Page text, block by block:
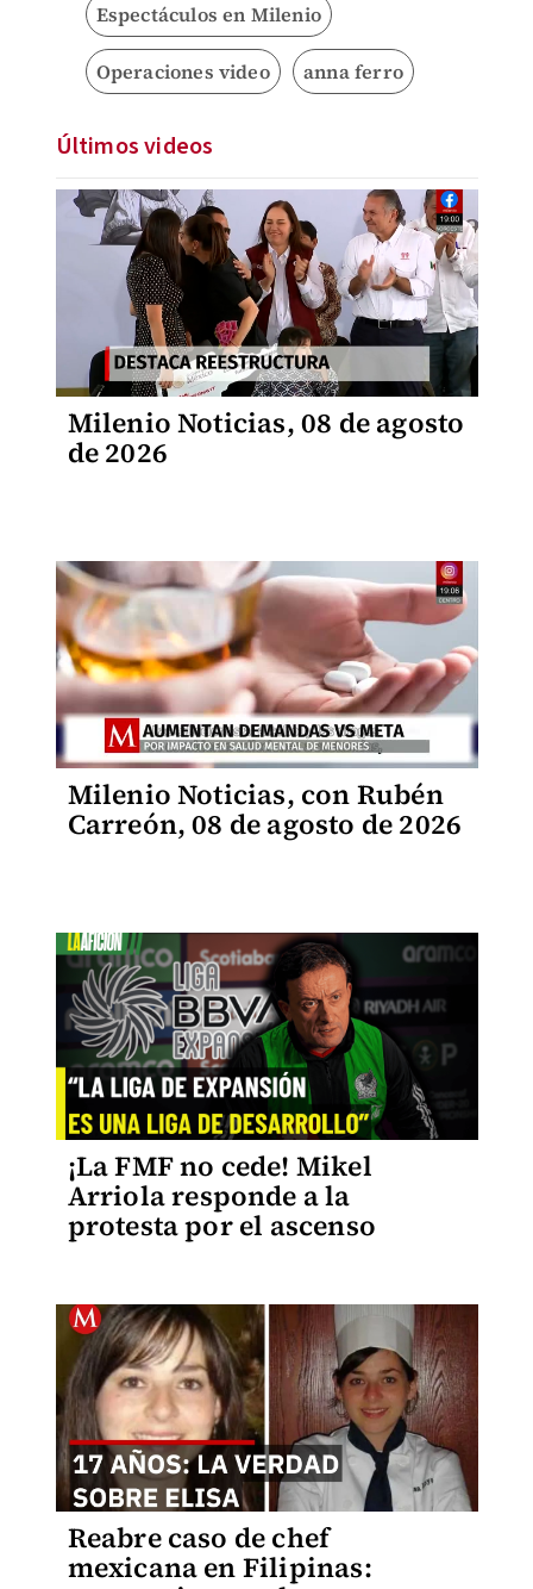
Espectáculos en Milenio
Operaciones video anna ferro
Últimos videos
Milenio Noticias, 08 de agosto
de 2026
Milenio Noticias, con Rubén
Carreón, 08 de agosto de 2026
¡La FMF no cede! Mikel
Arriola responde a la
protesta por el ascenso
Reabre caso de chef
mexicana en Filipinas: